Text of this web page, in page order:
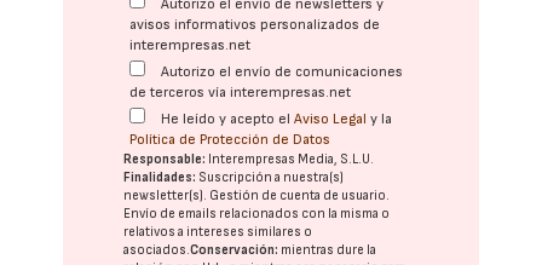
Autorizo el envío de newsletters y
avisos informativos personalizados de
interempresas.net
Autorizo el envío de comunicaciones
de terceros vía interempresas.net
He leído y acepto elAviso Legal y la
Política de Protección de Datos
Responsable: Interempresas Media, S.L.U.
Finalidades: Suscripción a nuestra(s)
newsletter(s). Gestión de cuenta de usuario.
Envío de emails relacionados con la misma o
relativos a intereses similares o
asociados.Conservación: mientras dure la